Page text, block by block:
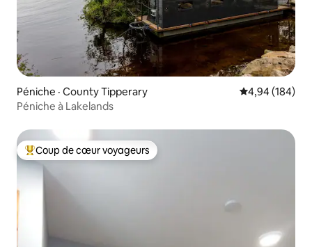
Péniche · County Tipperary Note
4,94 (184)
Péniche à Lakelands
Coup de cœur voyageurs parmi les plus aimés
Coup de cœur voyageurs